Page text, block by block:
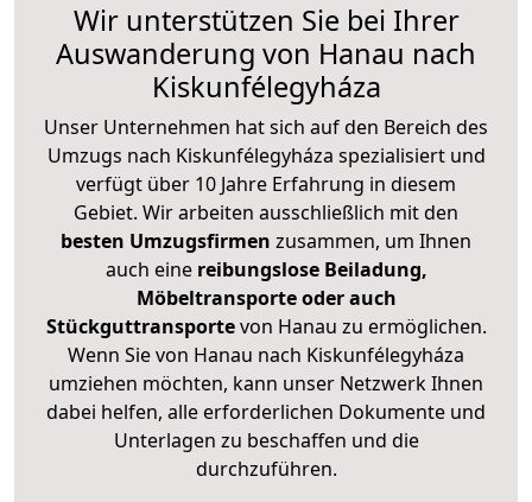
Wir unterstützen Sie bei Ihrer
Auswanderung von Hanau nach
Kiskunfélegyháza
Unser Unternehmen hat sich auf den Bereich des
Umzugs nach Kiskunfélegyháza spezialisiert und
verfügt über 10 Jahre Erfahrung in diesem
Gebiet. Wir arbeiten ausschließlich mit den
besten Umzugsfirmen zusammen, um Ihnen
auch eine reibungslose Beiladung,
Möbeltransporte oder auch
Stückguttransportevon Hanau zu ermöglichen.
Wenn Sie von Hanau nach Kiskunfélegyháza
umziehen möchten, kann unser Netzwerk Ihnen
dabei helfen, alle erforderlichen Dokumente und
Unterlagen zu beschaffen und die
durchzuführen.